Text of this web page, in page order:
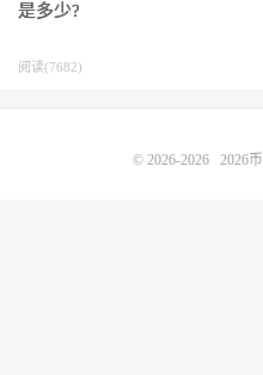
是多少?
阅读(7682)
© 2026-2026 2026